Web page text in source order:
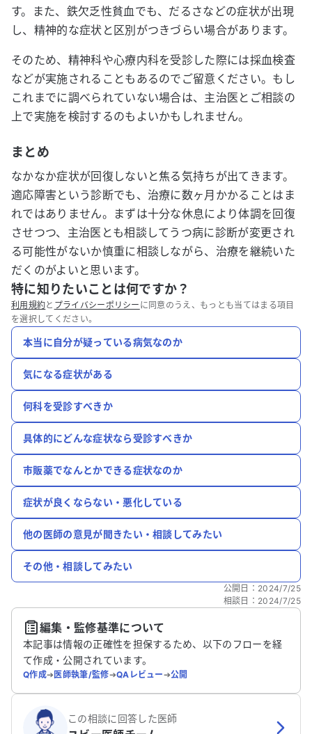
す。また、鉄欠乏性貧血でも、だるさなどの症状が出現
し、精神的な症状と区別がつきづらい場合があります。
そのため、精神科や心療内科を受診した際には採血検査
などが実施されることもあるのでご留意ください。もし
これまでに調べられていない場合は、主治医とご相談の
上で実施を検討するのもよいかもしれません。
まとめ
なかなか症状が回復しないと焦る気持ちが出てきます。
適応障害という診断でも、治療に数ヶ月かかることはま
れではありません。まずは十分な休息により体調を回復
させつつ、主治医とも相談してうつ病に診断が変更され
る可能性がないか慎重に相談しながら、治療を継続いた
だくのがよいと思います。
特に知りたいことは何ですか？
利用規約と プライバシーポリシー に同意のうえ、もっとも当てはまる項目
を選択してください。
本当に自分が疑っている病気なのか
気になる症状がある
何科を受診すべきか
具体的にどんな症状なら受診すべきか
市販薬でなんとかできる症状なのか
症状が良くならない・悪化している
他の医師の意見が聞きたい・相談してみたい
その他・相談してみたい
公開日 ： 2024/7/25
相談日 ： 2024/7/25
編集・監修基準について
本記事は情報の正確性を担保するため、以下のフローを経
て作成・公開されています。
Q作成➔医師執筆/監修➔QAレビュー➔公開
この相談に回答した医師